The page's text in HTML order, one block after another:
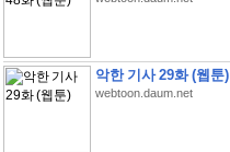
악한 기사 29화 (웹툰)
webtoon.daum.net